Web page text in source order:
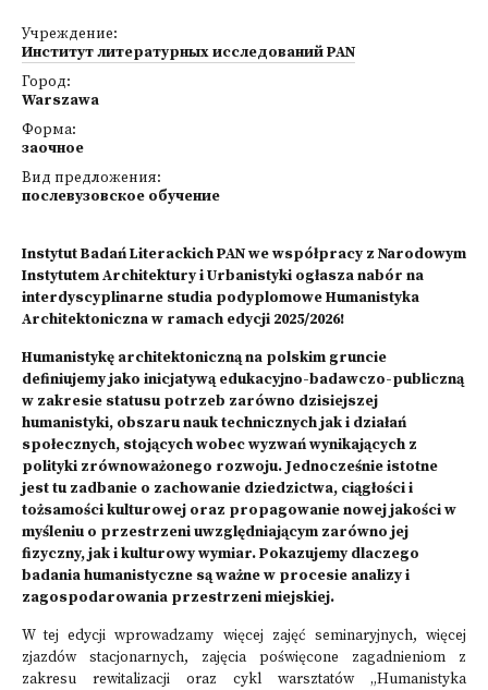
Учреждение:
Институт литературных исследований PAN
Город:
Warszawa
Форма:
заочное
Вид предложения:
послевузовское обучение
Instytut Badań Literackich PAN we współpracy z Narodowym
Instytutem Architektury i Urbanistyki ogłasza nabór na
interdyscyplinarne studia podyplomowe Humanistyka
Architektoniczna w ramach edycji 2025/2026!
Humanistykę architektoniczną na polskim gruncie
definiujemy jako inicjatywą edukacyjno-badawczo-publiczną
w zakresie statusu potrzeb zarówno dzisiejszej
humanistyki, obszaru nauk technicznych jak i działań
społecznych, stojących wobec wyzwań wynikających z
polityki zrównoważonego rozwoju. Jednocześnie istotne
jest tu zadbanie o zachowanie dziedzictwa, ciągłości i
tożsamości kulturowej oraz propagowanie nowej jakości w
myśleniu o przestrzeni uwzględniającym zarówno jej
fizyczny, jak i kulturowy wymiar. Pokazujemy dlaczego
badania humanistyczne są ważne w procesie analizy i
zagospodarowania przestrzeni miejskiej.
W tej edycji wprowadzamy więcej zajęć seminaryjnych, więcej
zjazdów stacjonarnych, zajęcia poświęcone zagadnieniom z
zakresu rewitalizacji oraz cykl warsztatów „Humanistyka